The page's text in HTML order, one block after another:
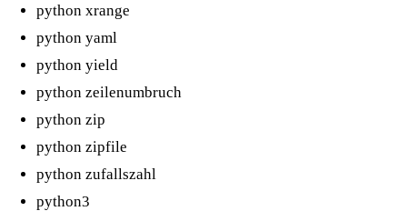
python xrange
python yaml
python yield
python zeilenumbruch
python zip
python zipfile
python zufallszahl
python3